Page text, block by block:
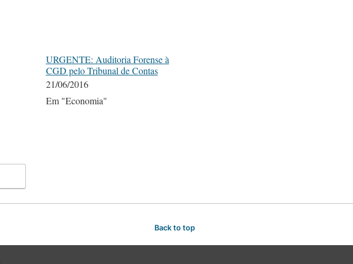
URGENTE: Auditoria Forense à
CGD pelo Tribunal de Contas
21/06/2016
Em "Economia"
Back to top